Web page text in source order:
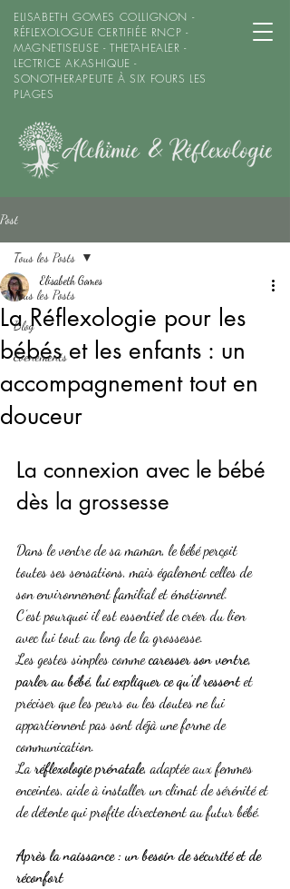
ELISABETH GOMES COLLIGNON -
RÉFLEXOLOGUE CERTIFIÉE RNCP -
MAGNETISEUSE - THETAHEALER -
LECTRICE AKASHIQUE -
SONOTHERAPEUTE À SIX FOURS LES
PLAGES
Post
Tous les Posts
Blog
Evenements
Tous les Posts
La Réflexologie pour les
bébés et les enfants : un
accompagnement tout en
douceur
Elisabeth Gomes
La connexion avec le bébé
dès la grossesse
Dans le ventre de sa maman, le bébé perçoit
toutes ses sensations, mais également celles de
son environnement familial et émotionnel.
C’est pourquoi il est essentiel de créer du lien
avec lui tout au long de la grossesse.
Les gestes simples comme caresser son ventre,
parler au bébé, lui expliquer ce qu’il ressent et
préciser que les peurs ou les doutes ne lui
appartiennent pas sont déjà une forme de
communication.
La réflexologie prénatale, adaptée aux femmes
enceintes, aide à installer un climat de sérénité et
de détente qui profite directement au futur bébé.
Après la naissance : un besoin de sécurité et de
réconfort